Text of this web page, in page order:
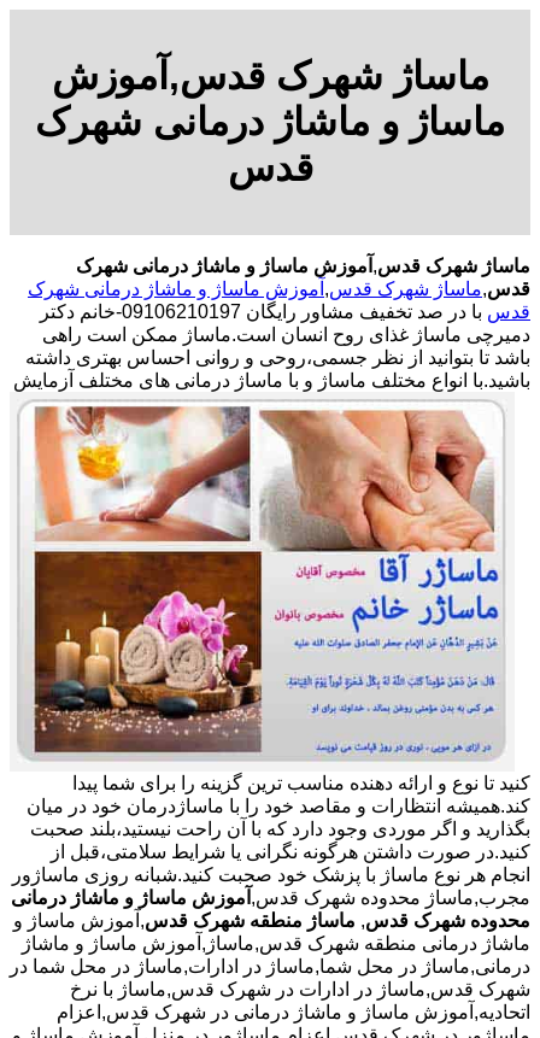
ماساژ شهرک قدس,آموزش
ماساژ و ماشاژ درمانی شهرک
قدس
ماساژ شهرک قدس, آموزش ماساژ و ماشاژ درمانی شهرک
قدس,ماساژ شهرک قدس, آموزش ماساژ و ماشاژ درمانی شهرک
قدس
با در صد تخفیف مشاور رایگان 09106210197-خانم دکتر
دمیرچی ماساژ غذای روح انسان است.ماساژ ممکن است راهی
باشد تا بتوانید از نظر جسمی،روحی و روانی احساس بهتری داشته
باشید.با انواع مختلف ماساژ و با ماساژ درمانی های مختلف آزمایش
کنید تا نوع و ارائه دهنده مناسب ترین گزینه را برای شما پیدا
کند.همیشه انتظارات و مقاصد خود را با ماساژدرمان خود در میان
بگذارید و اگر موردی وجود دارد که با آن راحت نیستید،بلند صحبت
کنید.در صورت داشتن هرگونه نگرانی یا شرایط سلامتی،قبل از
انجام هر نوع ماساژ با پزشک خود صحبت کنید.شبانه روزی ماساژور
مجرب,ماساژ محدوده شهرک قدس, آموزش ماساژ و ماشاژ درمانی
محدوده شهرک قدس, ماساژ منطقه شهرک قدس,آموزش ماساژ و
ماشاژ درمانی منطقه شهرک قدس,ماساژ,آموزش ماساژ و ماشاژ
درمانی,ماساژ در محل شما,ماساژ در ادارات,ماساژ در محل شما در
شهرک قدس,ماساژ در ادارات در شهرک قدس,ماساژ با نرخ
اتحادیه,آموزش ماساژ و ماشاژ درمانی در شهرک قدس,اعزام